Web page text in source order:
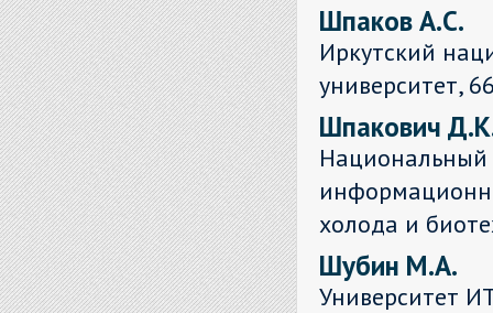
Шпаков А.С.
Иркутский
университет,
Шпакович
Национальный
холода и
Шубин М.А.
Университет